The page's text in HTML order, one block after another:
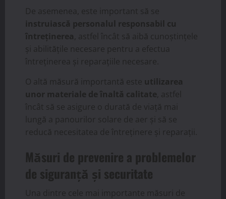
De asemenea, este important să se
instruiască personalul responsabil cu
întreținerea , astfel încât să aibă cunoștințele
și abilitățile necesare pentru a efectua
întreținerea și reparațiile necesare.
O altă măsură importantă este utilizarea
unor materiale de înaltă calitate , astfel
încât să se asigure o durată de viață mai
lungă a panourilor solare de aer și să se
reducă necesitatea de întreținere și reparații.
Măsuri de prevenire a problemelor
de siguranță și securitate
Una dintre cele mai importante măsuri de